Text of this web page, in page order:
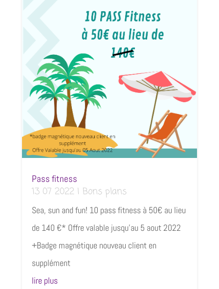
Pass fitness
13 07 2022 | Bons plans
Sea, sun and fun! 10 pass fitness à 50€ au lieu
de 140 €* Offre valable jusqu'au 5 aout 2022
+Badge magnétique nouveau client en
supplément
lire plus